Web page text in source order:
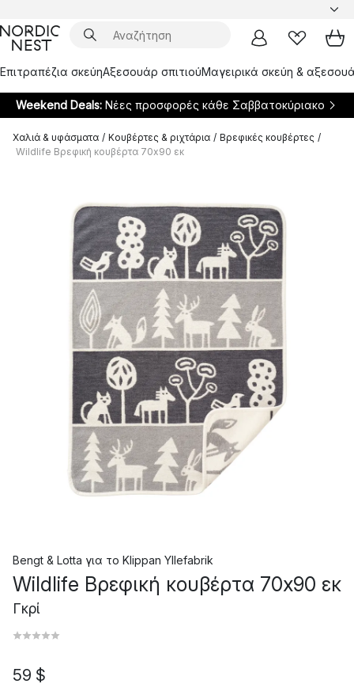
Επιτραπέζια σκεύηΑξεσουάρ σπιτιούΜαγειρικά σκεύη &
Weekend Deals: Νέες προσφορές κάθε Σαββατοκύριακο
Χαλιά & υφάσματα / Κουβέρτες & ριχτάρια / Βρεφικές κουβέρτες /
Wildlife Βρεφική κουβέρτα 70x90 εκ
Bengt & Lotta για το Klippan Yllefabrik
Wildlife Βρεφική κουβέρτα 70x90 εκ
Γκρί
59 $